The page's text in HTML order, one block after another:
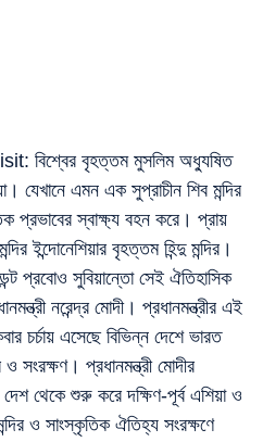
বৃহত্তম মুসলিম অধ্যুষিত
যেখানে এমন এক সুপ্রাচীন শিব মন্দির
প্রভাবের স্বাক্ষ্য বহন করে। প্রায়
ইন্দোনেশিয়ার বৃহত্তম হিন্দু মন্দির।
প্রবোও সুবিয়ান্তো সেই ঐতিহাসিক
নরেন্দ্র মোদী। প্রধানমন্ত্রীর এই
চর্চায় এসেছে বিভিন্ন দেশে ভারত
সংরক্ষণ। প্রধানমন্ত্রী মোদীর
থেকে শুরু করে দক্ষিণ-পূর্ব এশিয়া ও
ও সাংস্কৃতিক ঐতিহ্য সংরক্ষণে